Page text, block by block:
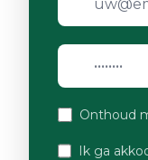
Onthoud
Ik ga